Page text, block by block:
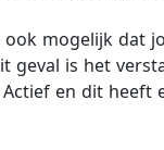
mogelijk dat
geval is het
en dit heeft